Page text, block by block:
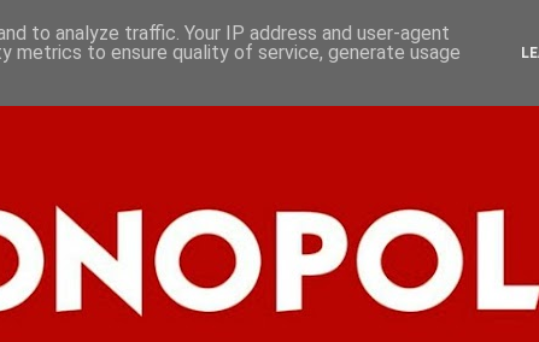
to analyze traffic. Your IP address and user-agent
metrics to ensure quality of service, generate usage